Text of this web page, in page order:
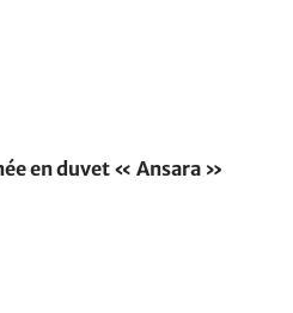
en duvet « Ansara »